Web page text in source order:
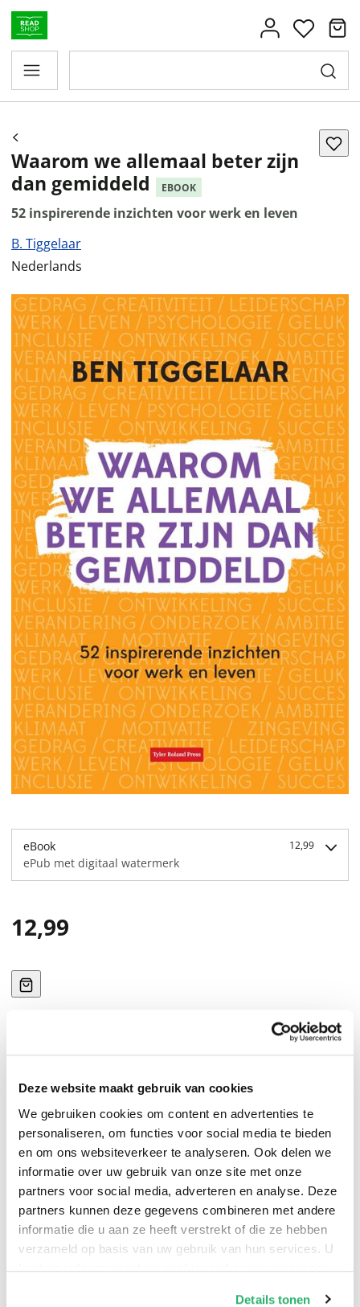
Deze website maakt gebruik van cookies
We gebruiken cookies om content en advertenties te
personaliseren, om functies voor social media te bieden
en om ons websiteverkeer te analyseren. Ook delen we
informatie over uw gebruik van onze site met onze
partners voor social media, adverteren en analyse. Deze
partners kunnen deze gegevens combineren met andere
informatie die u aan ze heeft verstrekt of die ze hebben
verzameld op basis van uw gebruik van hun services. U
kunt op ieder moment uw cookievoorkeuren aanpassen
Details tonen
Waarom we allemaal beter zijn
dan gemiddeld
EBOOK
52 inspirerende inzichten voor werk en leven
B. Tiggelaar
Nederlands
eBook 12,99
ePub met digitaal watermerk
12,99
Inhoud - Waarom we vooral goed zijn in slechte
gewoontes - Niemand wil een té slimme manager -
'Slecht Engels' is nu de wereldtaal Iedere week schrijft
Ben Tiggelaar in NRC over werk en leven. Over gedrag,
geluk, leiderschap, ambitie, veranderen, psychologie,
motivatie, zingeving en succes. Dit boek bevat 52
recente columns. Vol verrassende inzichten en
praktische tips. Over Ben Dr. Ben Tiggelaar is bij het
publiek bekend van bestsellers als Dromen, durven,